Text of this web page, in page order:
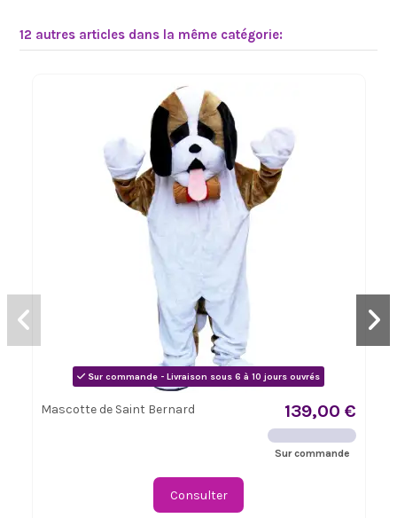
12 autres articles dans la même catégorie:
Sur commande - Livraison sous 6 à 10 jours ouvrés
Mascotte de Saint Bernard 139,00 €
Sur commande
Consulter